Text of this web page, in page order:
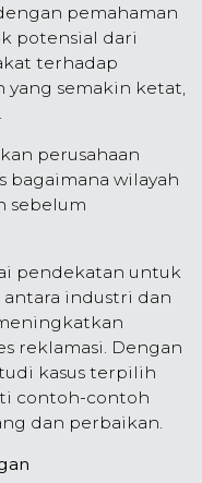
pemahaman
potensial dari
terhadap
semakin ketat,
perusahaan
bagaimana wilayah
sebelum
pendekatan untuk
antara industri dan
reklamasi. Dengan
kasus terpilih
contoh-contoh
dan perbaikan.